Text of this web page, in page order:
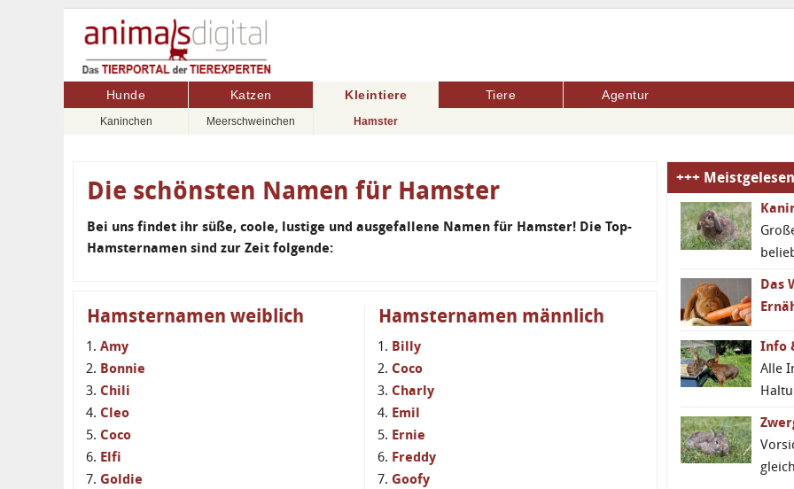
Hunde Katzen Kleintiere
Kaninchen Meerschweinchen Hamster
Tiere Agentur
Die schönsten Namen für Hamster
Bei uns findet ihr süße, coole, lustige und ausgefallene Namen für Hamster! Die Top-
Hamsternamen sind zur Zeit folgende:
Hamsternamen weiblich
Amy
Bonnie
Chili
Cleo
Coco
Elfi
Goldie
Hamsternamen männlich
Billy
Coco
Charly
Emil
Ernie
Freddy
Goofy
+++
Das
Info
Alle